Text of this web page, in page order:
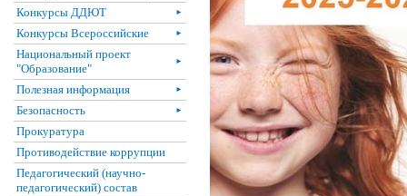
Конкурсы ДДЮТ ►
Конкурсы Всероссийские ►
Национальный проект
"Образование"
►
Полезная информация ►
Безопасность ►
Прокуратура
Противодействие коррупции
Педагогический (научно-
педагогический) состав